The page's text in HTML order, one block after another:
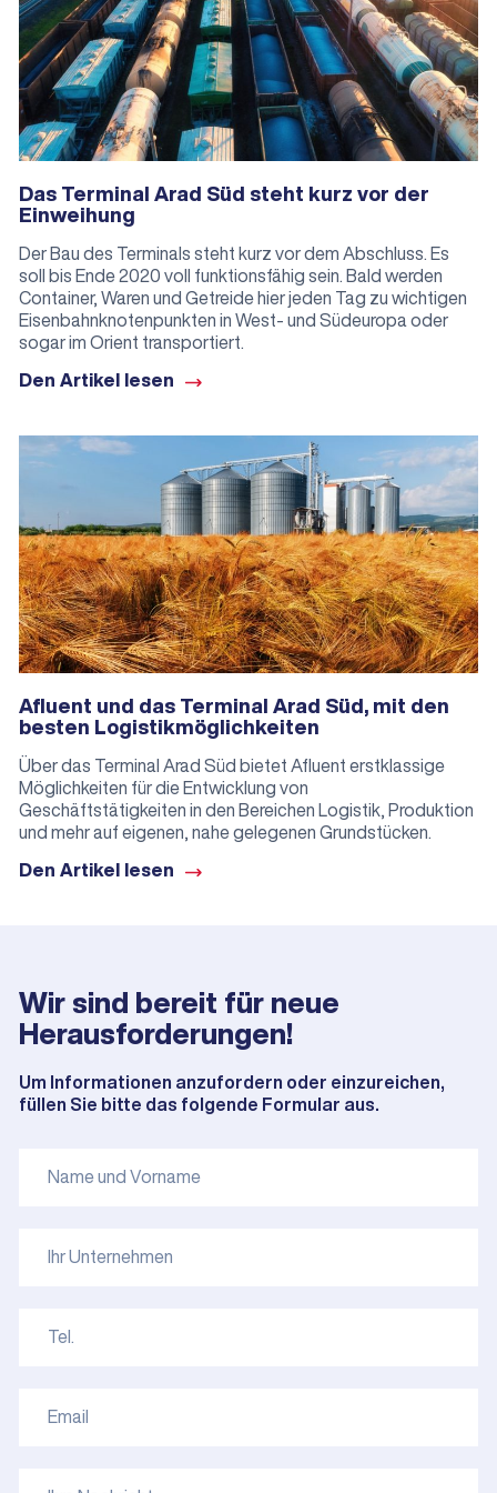
Das Terminal Arad Süd steht kurz vor der
Einweihung
Der Bau des Terminals steht kurz vor dem Abschluss. Es
soll bis Ende 2020 voll funktionsfähig sein. Bald werden
Container, Waren und Getreide hier jeden Tag zu wichtigen
Eisenbahnknotenpunkten in West- und Südeuropa oder
sogar im Orient transportiert.
Den Artikel lesen
Afluent und das Terminal Arad Süd, mit den
besten Logistikmöglichkeiten
Über das Terminal Arad Süd bietet Afluent erstklassige
Möglichkeiten für die Entwicklung von
Geschäftstätigkeiten in den Bereichen Logistik, Produktion
und mehr auf eigenen, nahe gelegenen Grundstücken.
Den Artikel lesen
Wir sind bereit für neue
Herausforderungen!
Um Informationen anzufordern oder einzureichen,
füllen Sie bitte das folgende Formular aus.